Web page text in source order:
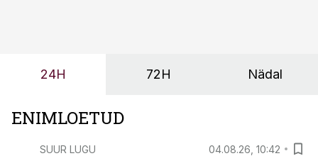
24H 72H Nädal
ENIMLOETUD
SUUR LUGU 04.08.26, 10:42